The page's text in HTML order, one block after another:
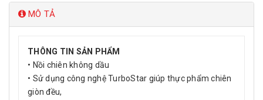
MÔ TẢ
THÔNG TIN SẢN PHẨM
• Nồi chiên không dầu
• Sử dụng công nghệ TurboStar giúp thực phẩm chiên
giòn đều,